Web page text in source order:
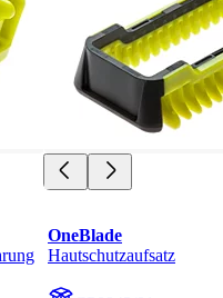
OneBlade
Hautschutzaufsatz